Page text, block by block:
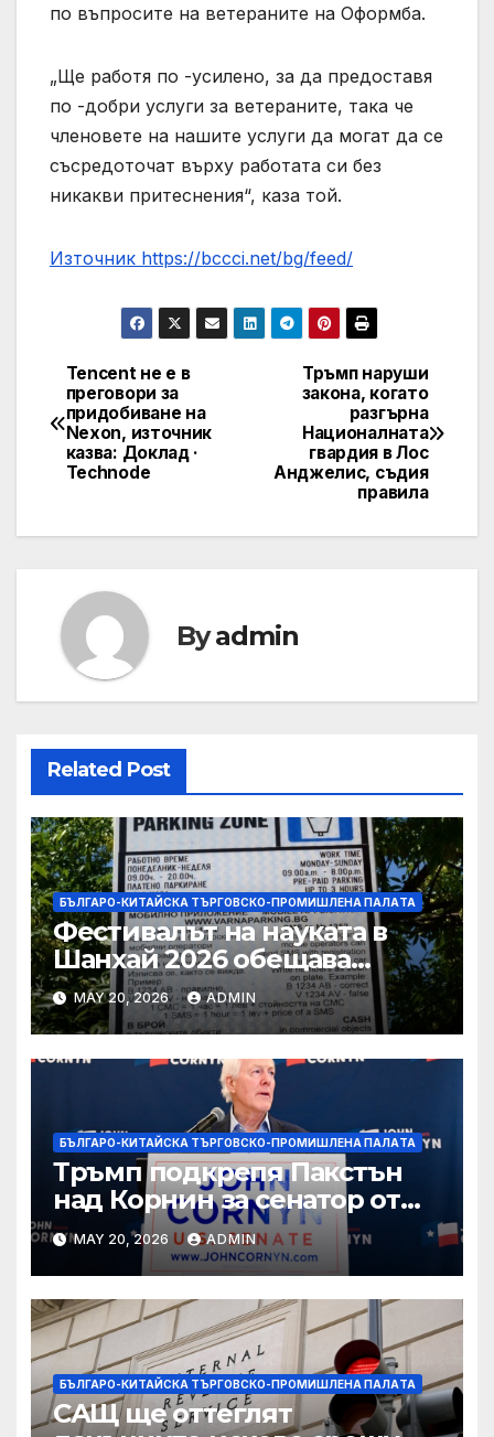
по въпросите на ветераните на Оформба.
„Ще работя по -усилено, за да предоставя
по -добри услуги за ветераните, така че
членовете на нашите услуги да могат да се
съсредоточат върху работата си без
никакви притеснения“, каза той.
Източник https://bccci.net/bg/feed/
Post
navigation
Тръмп наруши
закона, когато
разгърна
Националната
гвардия в Лос
Анджелис, съдия
правила
Tencent не е в
преговори за
придобиване на
Nexon, източник
казва: Доклад ·
Technode
Byadmin
Related Post
БЪЛГАРО-КИТАЙСКА ТЪРГОВСКО-ПРОМИШЛЕНА ПАЛAТА
Фестивалът на науката в
Шанхай 2026 обещава
вълнуващи научно-
технологични иновации
MAY 20, 2026 ADMIN
БЪЛГАРО-КИТАЙСКА ТЪРГОВСКО-ПРОМИШЛЕНА ПАЛAТА
Тръмп подкрепя Пакстън
над Корнин за сенатор от
Тексас в шокираща
подкрепа
MAY 20, 2026 ADMIN
БЪЛГАРО-КИТАЙСКА ТЪРГОВСКО-ПРОМИШЛЕНА ПАЛAТА
САЩ ще оттеглят